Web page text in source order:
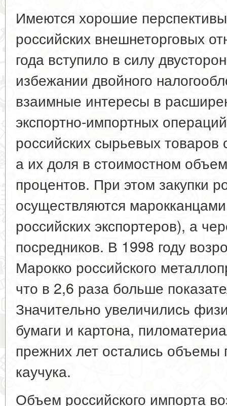
Имеются хорошие
российских внешнеторговых
года вступило в силу
избежании двойного
взаимные интересы в
экспортно-импортных
российских сырьевых
а их доля в стоимостном
процентов. При этом закупки
осуществляются
российских экспортеров), а
посредников. В 1998 году
Марокко российского
что в 2,6 раза больше
Значительно увеличились
бумаги и картона,
прежних лет остались объемы
каучука.
Объем российского импорта